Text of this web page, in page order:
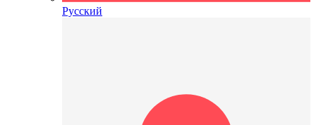
Русский